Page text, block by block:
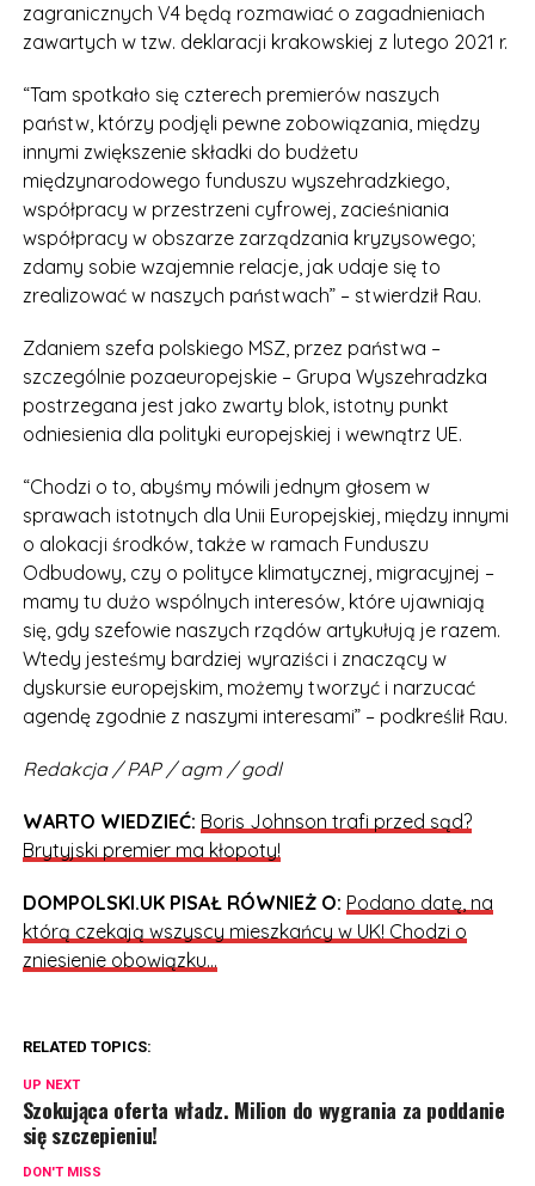
zagranicznych V4 będą rozmawiać o zagadnieniach
zawartych w tzw. deklaracji krakowskiej z lutego 2021 r.
“Tam spotkało się czterech premierów naszych
państw, którzy podjęli pewne zobowiązania, między
innymi zwiększenie składki do budżetu
międzynarodowego funduszu wyszehradzkiego,
współpracy w przestrzeni cyfrowej, zacieśniania
współpracy w obszarze zarządzania kryzysowego;
zdamy sobie wzajemnie relacje, jak udaje się to
zrealizować w naszych państwach” – stwierdził Rau.
Zdaniem szefa polskiego MSZ, przez państwa –
szczególnie pozaeuropejskie – Grupa Wyszehradzka
postrzegana jest jako zwarty blok, istotny punkt
odniesienia dla polityki europejskiej i wewnątrz UE.
“Chodzi o to, abyśmy mówili jednym głosem w
sprawach istotnych dla Unii Europejskiej, między innymi
o alokacji środków, także w ramach Funduszu
Odbudowy, czy o polityce klimatycznej, migracyjnej –
mamy tu dużo wspólnych interesów, które ujawniają
się, gdy szefowie naszych rządów artykułują je razem.
Wtedy jesteśmy bardziej wyraziści i znaczący w
dyskursie europejskim, możemy tworzyć i narzucać
agendę zgodnie z naszymi interesami” – podkreślił Rau.
Redakcja / PAP / agm / godl
WARTO WIEDZIEĆ: Boris Johnson trafi przed sąd?
Brytyjski premier ma kłopoty!
DOMPOLSKI.UK PISAŁ RÓWNIEŻ O: Podano datę, na
którą czekają wszyscy mieszkańcy w UK! Chodzi o
zniesienie obowiązku…
RELATED TOPICS:
UP NEXT
Szokująca oferta władz. Milion do wygrania za poddanie
się szczepieniu!
DON'T MISS